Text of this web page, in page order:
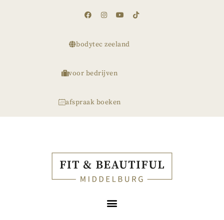
bodytec zeeland
voor bedrijven
afspraak boeken